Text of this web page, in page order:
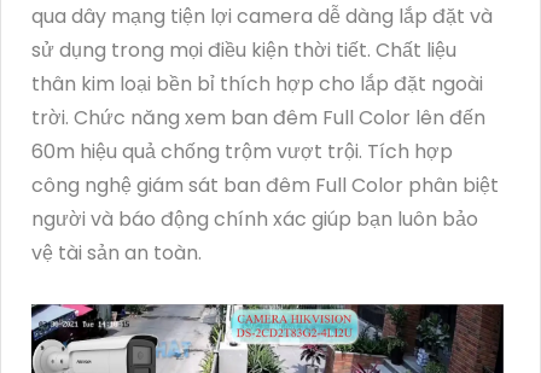
qua dây mạng tiện lợi camera dễ dàng lắp đặt và
sử dụng trong mọi điều kiện thời tiết. Chất liệu
thân kim loại bền bỉ thích hợp cho lắp đặt ngoài
trời. Chức năng xem ban đêm Full Color lên đến
60m hiệu quả chống trộm vượt trội. Tích hợp
công nghệ giám sát ban đêm Full Color phân biệt
người và báo động chính xác giúp bạn luôn bảo
vệ tài sản an toàn.